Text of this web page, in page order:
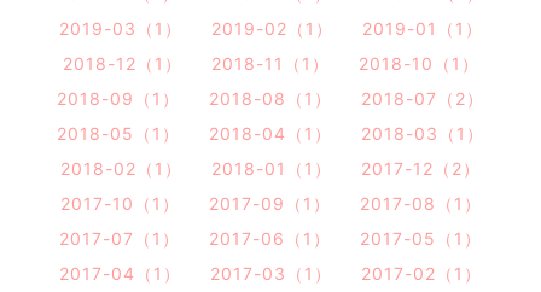
2019-03（1）
2019-02（1）
2019-01（1）
2018-12（1）
2018-11（1）
2018-10（1）
2018-09（1）
2018-08（1）
2018-07（2）
2018-05（1）
2018-04（1）
2018-03（1）
2018-02（1）
2018-01（1）
2017-12（2）
2017-10（1）
2017-09（1）
2017-08（1）
2017-07（1）
2017-06（1）
2017-05（1）
2017-04（1）
2017-03（1） 2017-02（1）